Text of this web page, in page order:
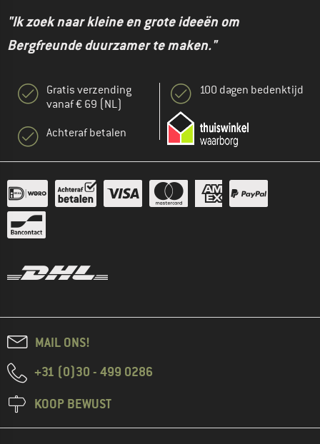
"Ik zoek naar kleine en grote ideeën om
Bergfreunde duurzamer te maken."
Gratis verzending
vanaf € 69 (NL)
Achteraf betalen
100 dagen bedenktijd
MAIL ONS!
+31 (0)30 - 499 0286
KOOP BEWUST